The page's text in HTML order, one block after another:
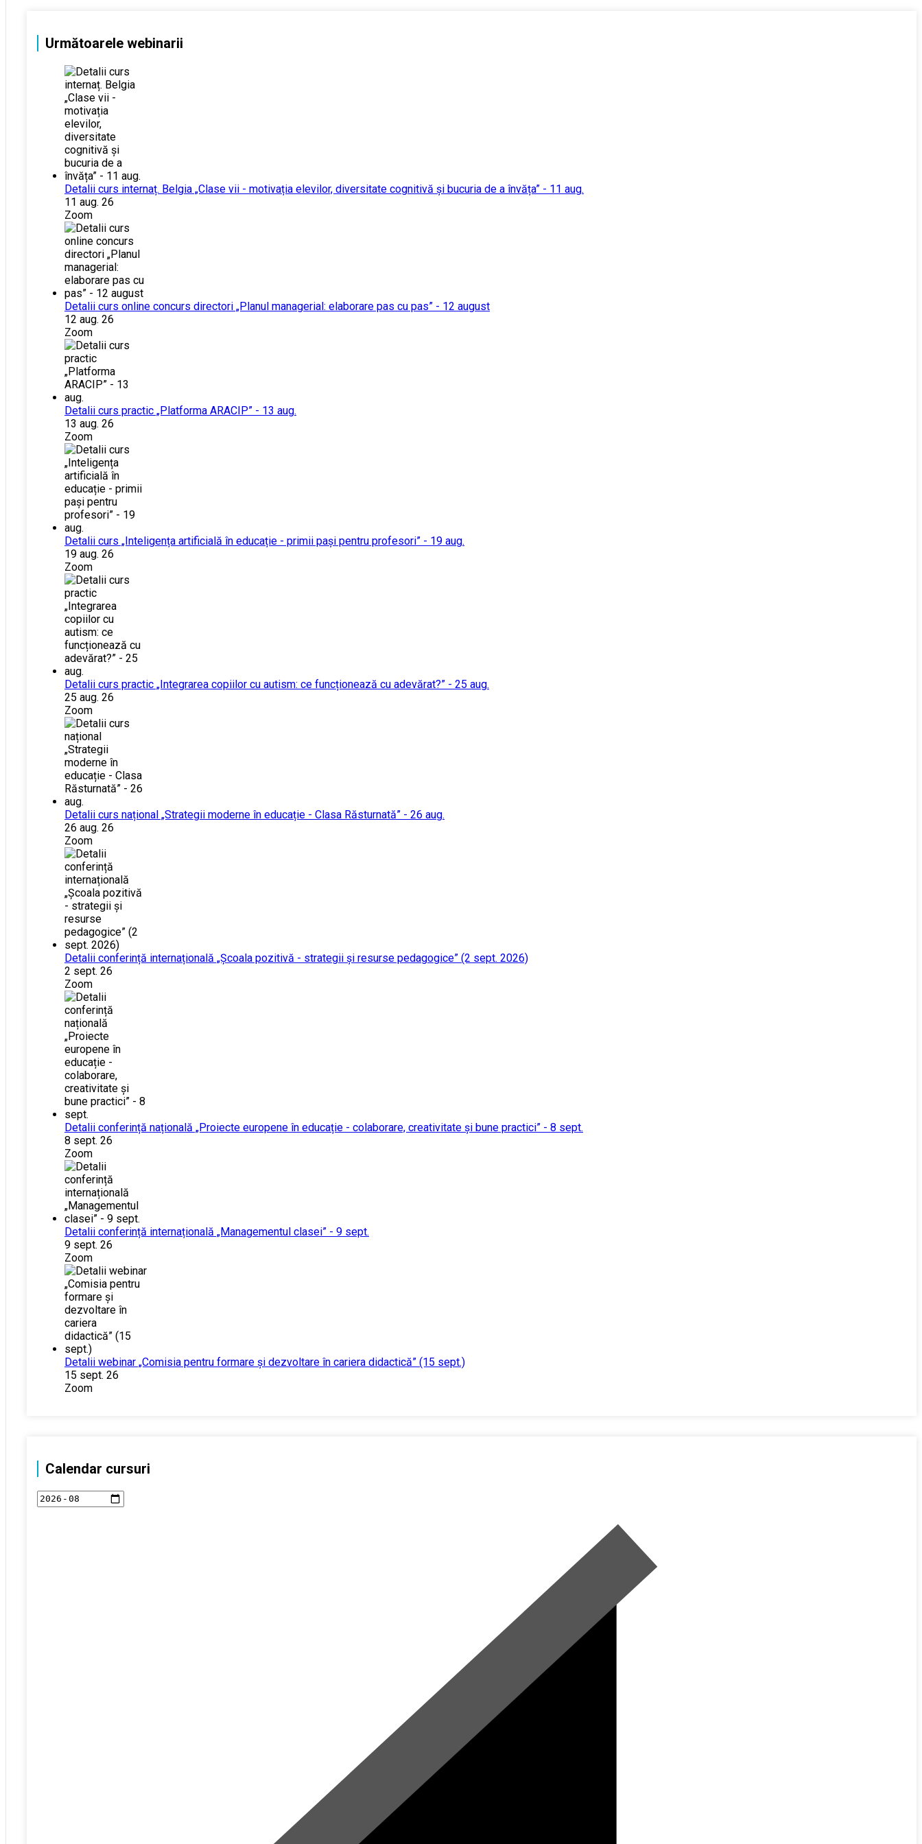
Următoarele webinarii
Detalii curs internaț. Belgia „Clase vii - motivația elevilor, diversitate cognitivă și bucuria de a învăța” - 11 aug.
11 aug. 26
Zoom
Detalii curs online concurs directori „Planul managerial: elaborare pas cu pas” - 12 august
12 aug. 26
Zoom
Detalii curs practic „Platforma ARACIP” - 13 aug.
13 aug. 26
Zoom
Detalii curs „Inteligența artificială în educație - primii pași pentru profesori” - 19 aug.
19 aug. 26
Zoom
Detalii curs practic „Integrarea copiilor cu autism: ce funcționează cu adevărat?” - 25 aug.
25 aug. 26
Zoom
Detalii curs național „Strategii moderne în educație - Clasa Răsturnată” - 26 aug.
26 aug. 26
Zoom
Detalii conferință internațională „Școala pozitivă - strategii și resurse pedagogice” (2 sept. 2026)
2 sept. 26
Zoom
Detalii conferință națională „Proiecte europene în educație - colaborare, creativitate și bune practici” - 8 sept.
8 sept. 26
Zoom
Detalii conferință internațională „Managementul clasei” - 9 sept.
9 sept. 26
Zoom
Detalii webinar „Comisia pentru formare și dezvoltare în cariera didactică” (15 sept.)
15 sept. 26
Zoom
Calendar cursuri